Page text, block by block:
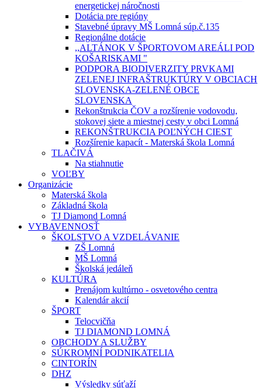
energetickej náročnosti
Dotácia pre regióny
Stavebné úpravy MŠ Lomná súp.č.135
Regionálne dotácie
,,ALTÁNOK V ŠPORTOVOM AREÁLI POD
KOŠARISKAMI "
PODPORA BIODIVERZITY PRVKAMI
ZELENEJ INFRAŠTRUKTÚRY V OBCIACH
SLOVENSKA-ZELENÉ OBCE
SLOVENSKA
Rekonštrukcia ČOV a rozšírenie vodovodu,
stokovej siete a miestnej cesty v obci Lomná
REKONŠTRUKCIA POĽNÝCH CIEST
Rozšírenie kapacít - Materská škola Lomná
TLAČIVÁ
Na stiahnutie
VOĽBY
Organizácie
Materská škola
Základná škola
TJ Diamond Lomná
VYBAVENNOSŤ
ŠKOLSTVO A VZDELÁVANIE
ZŠ Lomná
MŠ Lomná
Školská jedáleň
KULTÚRA
Prenájom kultúrno - osvetového centra
Kalendár akcií
ŠPORT
Telocvičňa
TJ DIAMOND LOMNÁ
OBCHODY A SLUŽBY
SÚKROMNÍ PODNIKATELIA
CINTORÍN
DHZ
Výsledky súťaží